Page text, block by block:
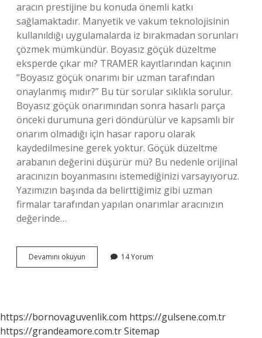
aracın prestijine bu konuda önemli katkı
sağlamaktadır. Manyetik ve vakum teknolojisinin
kullanıldığı uygulamalarda iz bırakmadan sorunları
çözmek mümkündür. Boyasız göçük düzeltme
eksperde çıkar mı? TRAMER kayıtlarından kaçının
“Boyasız göçük onarımı bir uzman tarafından
onaylanmış mıdır?” Bu tür sorular sıklıkla sorulur.
Boyasız göçük onarımından sonra hasarlı parça
önceki durumuna geri döndürülür ve kapsamlı bir
onarım olmadığı için hasar raporu olarak
kaydedilmesine gerek yoktur. Göçük düzeltme
arabanın değerini düşürür mü? Bu nedenle orijinal
aracınızın boyanmasını istemediğinizi varsayıyoruz.
Yazımızın başında da belirttiğimiz gibi uzman
firmalar tarafından yapılan onarımlar aracınızın
değerinde…
Devamını okuyun
Düzeltme
14 Yorum
https://bornovaguvenlik.com https://gulsene.com.tr
https://grandeamore.com.trSitemap